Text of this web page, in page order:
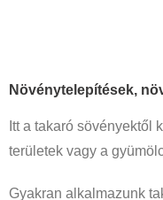
Növénytelepítések,
Itt a takaró sövényektől
területek vagy a
Gyakran alkalmazunk